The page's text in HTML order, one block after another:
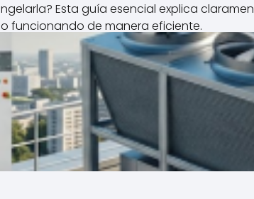
Esta guía esencial explica
funcionando de manera eficiente.